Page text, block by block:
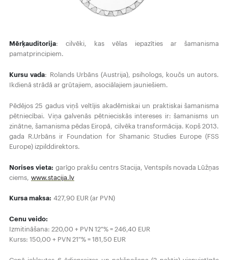
Mērķauditorija: cilvēki, kas vēlas iepazīties ar šamanisma
pamatprincipiem.
Kursu vada: Rolands Urbāns (Austrija), psihologs, koučs un autors.
Ikdienā strādā ar grūtajiem, asociālajiem jauniešiem.
Pēdējos 25 gadus viņš veltījis akadēmiskai un praktiskai šamanisma
pētniecībai. Viņa galvenās pētnieciskās intereses ir: šamanisms un
zinātne, šamanisma pēdas Eiropā, cilvēka transformācija. Kopš 2013.
gada R.Urbāns ir Foundation for Shamanic Studies Europe (FSS
Europe) izpilddirektors.
Norises vieta: garīgo prakšu centrs Stacija, Ventspils novada Lūžņas
ciems, www.stacija.lv
Kursa maksa: 427,90 EUR (ar PVN)
Cenu veido:
Izmitināšana: 220,00 + PVN 12 % = 246,40 EUR
Kurss: 150,00 + PVN 21 % = 181,50 EUR